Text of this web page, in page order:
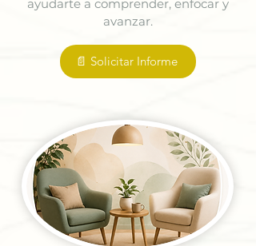
ayudarte a comprender, enfocar y
avanzar.
📄 Solicitar Informe